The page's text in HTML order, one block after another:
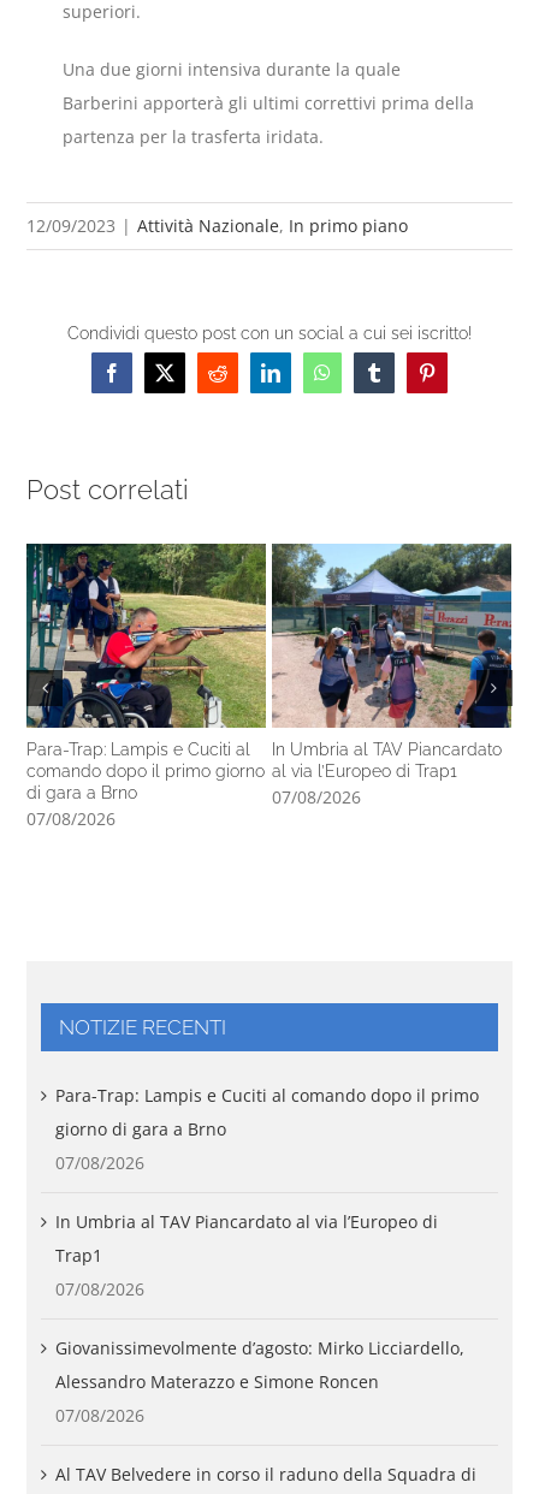
superiori.
Una due giorni intensiva durante la quale
Barberini apporterà gli ultimi correttivi prima della
partenza per la trasferta iridata.
12/09/2023 | Attività Nazionale, In primo piano
Condividi questo post con un social a cui sei iscritto!
Facebook
X RedditLinkedInWhatsAppTumblrPinterest
Post correlati
Para-Trap: Lampis e Cuciti al
comando dopo il primo giorno
di gara a Brno
07/08/2026
In Umbria al TAV Piancardato
al via l’Europeo di Trap1
07/08/2026
NOTIZIE RECENTI
Para-Trap: Lampis e Cuciti al comando dopo il primo
giorno di gara a Brno
07/08/2026
In Umbria al TAV Piancardato al via l’Europeo di
Trap1
07/08/2026
Giovanissimevolmente d’agosto: Mirko Licciardello,
Alessandro Materazzo e Simone Roncen
07/08/2026
Al TAV Belvedere in corso il raduno della Squadra di